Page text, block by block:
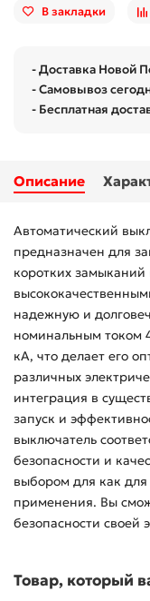
В закладки
- Доставка Новой
- Самовывоз
- Бесплатная
Описание
Автоматический
предназначен для
коротких
надежную и
номинальным током
кА, что делает его
различных
интеграция в
запуск и
выключатель
безопасности и
выбором для как
применения. Вы
безопасности своей
Товар, который